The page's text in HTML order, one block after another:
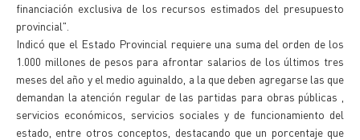
financiación exclusiva de los recursos estimados del presupuesto
provincial".
Indicó que el Estado Provincial requiere una suma del orden de los
1.000 millones de pesos para afrontar salarios de los últimos tres
meses del año y el medio aguinaldo, a la que deben agregarse las que
demandan la atención regular de las partidas para obras públicas ,
servicios económicos, servicios sociales y de funcionamiento del
estado, entre otros conceptos, destacando que un porcentaje que